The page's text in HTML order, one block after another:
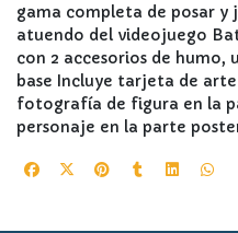
gama completa de posar y
atuendo del videojuego
con 2 accesorios de humo,
base Incluye tarjeta de
fotografía de figura en la
personaje en la parte